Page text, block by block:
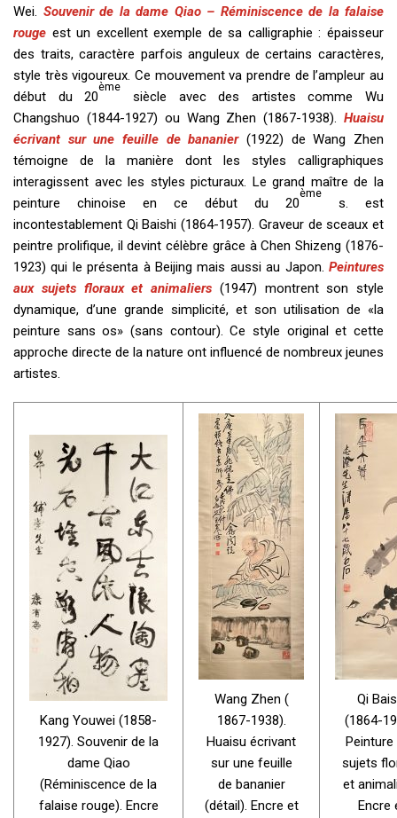
Wei. Souvenir de la dame Qiao – Réminiscence de la falaise
rouge est un excellent exemple de sa calligraphie : épaisseur
des traits, caractère parfois anguleux de certains caractères,
style très vigoureux. Ce mouvement va prendre de l’ampleur au
début du 20
ème
siècle avec des artistes comme Wu
Changshuo (1844-1927) ou Wang Zhen (1867-1938). Huaisu
écrivant sur une feuille de bananier(1922) de Wang Zhen
témoigne de la manière dont les styles calligraphiques
interagissent avec les styles picturaux. Le grand maître de la
peinture chinoise en ce début du 20
ème
s. est
incontestablement Qi Baishi (1864-1957). Graveur de sceaux et
peintre prolifique, il devint célèbre grâce à Chen Shizeng (1876-
1923) qui le présenta à Beijing mais aussi au Japon. Peintures
aux sujets floraux et animaliers (1947) montrent son style
dynamique, d’une grande simplicité, et son utilisation de «la
peinture sans os» (sans contour). Ce style original et cette
approche directe de la nature ont influencé de nombreux jeunes
artistes.
Kang Youwei (1858-
1927). Souvenir de la
dame Qiao
(Réminiscence de la
falaise rouge). Encre
Wang Zhen (
1867-1938).
Huaisu écrivant
sur une feuille
de bananier
(détail). Encre et
Qi
(1864-
Peinture
sujets
et
Encre